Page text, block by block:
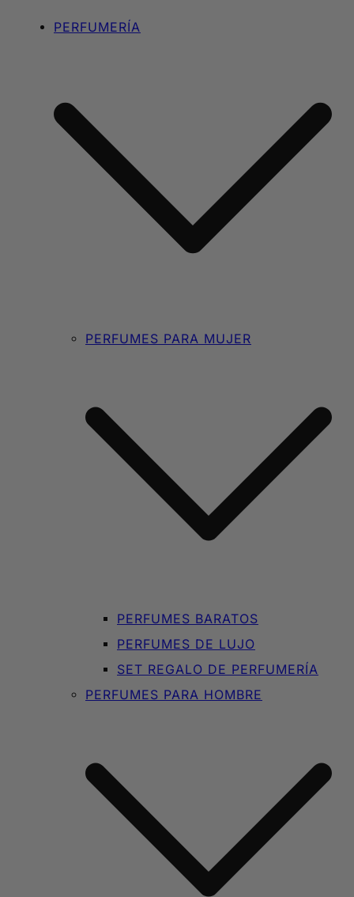
PERFUMERÍA
PERFUMES PARA MUJER
PERFUMES BARATOS
PERFUMES DE LUJO
SET REGALO DE PERFUMERÍA
PERFUMES PARA HOMBRE